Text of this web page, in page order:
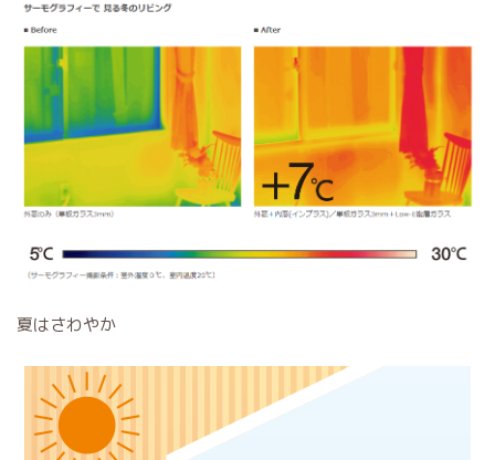
夏はさわやか